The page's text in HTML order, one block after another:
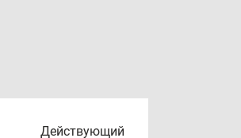
Действующий